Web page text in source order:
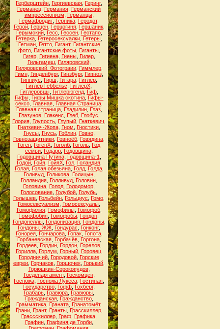
Герберштейн Гергиевская Геринг,
Германец Германия Германский
импрессионизм
Германцы,
Гермафродит, Герника Геродот,
Герой, Герцен, Герцогиня, Гершаник,
Герымский, Гесс Гессен, Гестапо,
Гетерка Гетеросексуалки Гетеры
Гетман, Гетто, Гигант, Гигантские
фото, Гигантские фоты, Гиганты,
Гигер, Гигиена, Гиены, Гилер,
Гильгамеш
Гиляровский,
Гиляровский. Фотограии, Гиммлер,
Гимн, Гинденбург, Гинзбург, Гипноз,
Гиппиус
Гирш Гитара Гитлер
Гитлер Геббельс
ГитлерХ
Гитлеровцы, Гитлерюгенд, Гиф,
Гифы, Гифы Мишка скотина, Гифы-
сексо Главная Главная Страница
Главная страница, Гладилин, Глаз,
Глазунов, Глакенс Глеб, Глобус
Глория Глупость Глупый Гнаткевич
Гнаткевич-Жопа Гном Гностики
Гнусы, Гнусь, Гоблин, Говно,
Говнозащитники Говноёб Говядина
Гоген ГогенХ Гоголб Гоголь Год
семьи Годарр Годовщина
Годовщина Путина, Годовщина-1
Годой, Гойя, ГойяХ, Гол, Голандия,
Голая, Голая обезьяна, Голд, Голда,
Голивуд, Голикова, Голицын,
Голландия Голливуд Головин
Головина Голод Голодомор
Голосование Голубой Голубь
Голышев Гольбейн Гольциус Гомо
Гомосексуализм
Гомосексуалы
Гомофилия, Гомофилы, Гомофоб,
Гомофобия Гомофобы Гондон
Гондонеллы, Гондонизация, Гондоны,
Гондоны. ЖЖ Гондурас Гонконг,
Гонорея, Гончарова, Гопак, Гопота,
Горбаневская, Горбачёв, Горгона,
Гордеев, Гордин, Гордон, Горелов,
Горилла, Горлум Горный, Горовец,
Городничий Городовой Горские
евреи Горчаков Горшочек Горький
Горюшкин-Сорокопудов,
Госдепартамент, Госкомцен,
Госпожа Госпожа Лукеса Гостиная
Государство Гофф Гохберг,
Грабарь Гравюра Гравюры
Гражданская, Гражданство,
Грамматика Граната Гранатомёт,
Грани, Грант, Гранты, Грасскиллер,
Грассскиллер Граф Графика
Графин, Графиня де Торби,